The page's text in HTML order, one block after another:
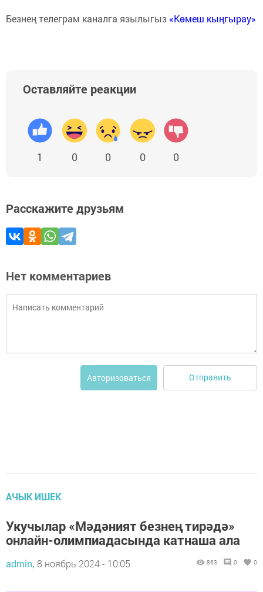
Безнең телеграм каналга язылыгыз «Көмеш кыңгырау»
Оставляйте реакции
1 0 0 0 0
Расскажите друзьям
Нет комментариев
Авторизоваться Отправить
АЧЫК ИШЕК
Укучылар «Мәдәният безнең тирәдә»
онлайн-олимпиадасында катнаша ала
admin, 8 ноябрь 2024 - 10:05 863 0 0